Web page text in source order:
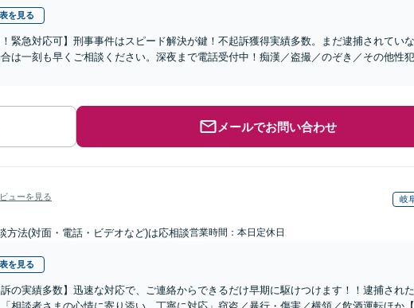
を見る
！緊急対応可】刑事事件はスピード解決が鍵！不起訴獲得実績多数。まだ逮捕されてい
は一刻も早くご相談ください。深夜まで電話受付中！痴漢／盗撮／のぞき／その他性
メールでお問い合わせ
ューを見る 岐
方法(対面・電話・ビデオなど)は応相談営業時間：本日定休日
を見る
訴の実績多数】迅速な対応で、ご連絡からできるだけ早期に駆けつけます！！逮捕され